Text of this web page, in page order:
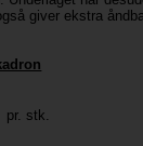
giver ekstra
pr. stk.